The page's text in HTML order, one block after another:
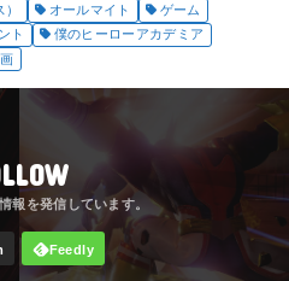
オールマイト
ゲーム
ト
僕のヒーローアカデミア